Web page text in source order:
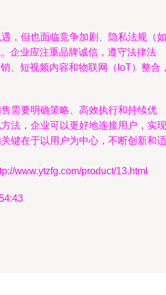
，但也面临竞争加剧、隐私法规（如
企业应注重品牌诚信，遵守法律法
、短视频内容和物联网（IoT）整合
需要明确策略、高效执行和持续优
法，企业可以更好地连接用户，实现
键在于以用户为中心，不断创新和适
www.ytzfg.com/product/13.html